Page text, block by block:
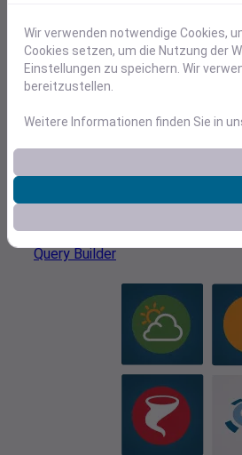
Suchen Sie nach Solardaten
beliebigen Ort anhand von
Breitengrad/Längengrad & mehr
Wetter-API oder direkter
Abfragen von Daten über
Herunterladen von Daten über
Query Builder
Wir verwenden notwendige Cookies,
Cookies setzen, um die Nutzung der
Einstellungen zu speichern. Wir
bereitzustellen.
Weitere Informationen finden Sie in